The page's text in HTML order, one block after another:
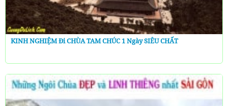
KINH NGHIỆM Đi CHÙA TAM CHÚC 1 Ngày SIÊU CHẤT